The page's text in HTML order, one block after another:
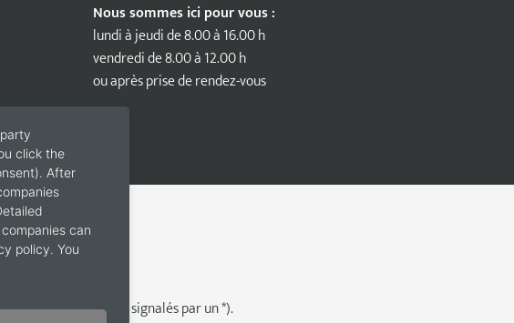
Nous sommes ici pour vous :
lundi à jeudi de 8.00 à 16.00 h
vendredi de 8.00 à 12.00 h
ou après prise de rendez-vous
les champs signalés par un *).
click the
After
can
policy. You